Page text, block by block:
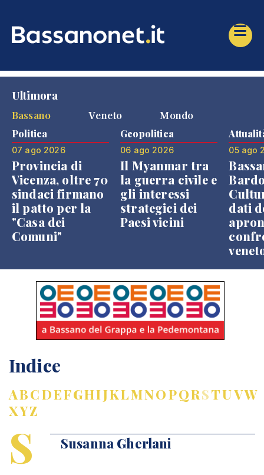
Ultimora
Bassano
Veneto Mondo
Politica
07 ago 2026
Provincia di
Vicenza, oltre 70
sindaci firmano
il patto per la
"Casa dei
Comuni"
Geopolitica
06 ago 2026
Il Myanmar tra
la guerra civile e
gli interessi
strategici dei
Paesi vicini
05 ago
dati
Indice
ABCDEFGHIJKLMNOPQRSTUVW
XYZ
S Susanna Gherlani